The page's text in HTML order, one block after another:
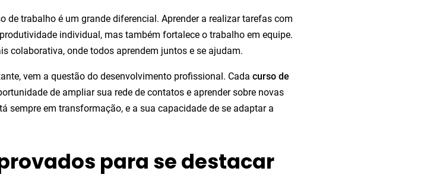
de trabalho é um grande diferencial. Aprender a realizar tarefas com
individual, mas também fortalece o trabalho em equipe.
colaborativa, onde todos aprendem juntos e se ajudam.
vem a questão do desenvolvimento profissional. Cada curso de
de ampliar sua rede de contatos e aprender sobre novas
sempre em transformação, e a sua capacidade de se adaptar a
para se destacar